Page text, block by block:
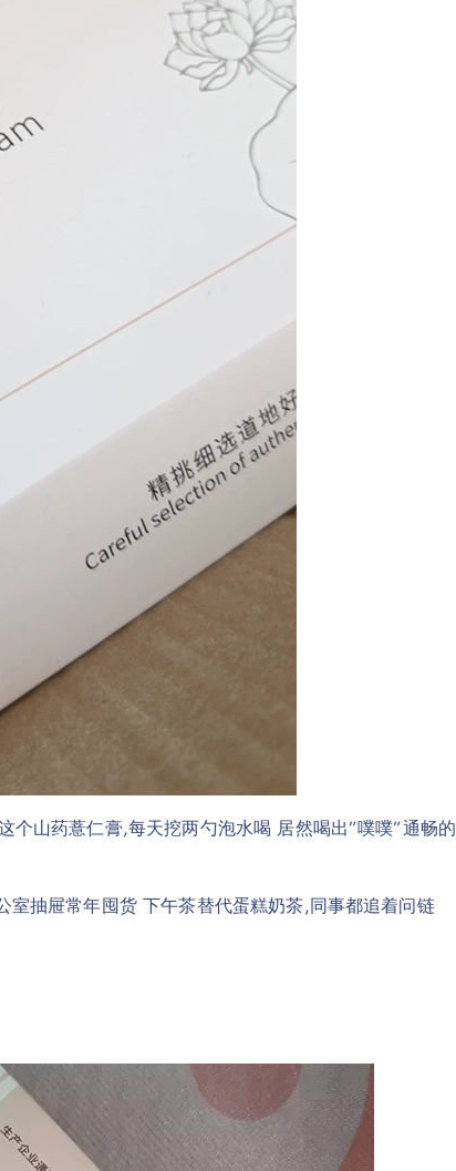
山药薏仁膏,每天挖两勺泡水喝 居然喝出”噗噗”通畅的
抽屉常年囤货 下午茶替代蛋糕奶茶,同事都追着问链